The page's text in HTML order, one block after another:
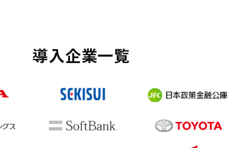
導入企業一覧